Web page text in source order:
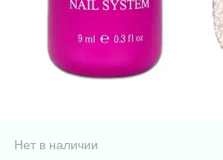
Нет в наличии